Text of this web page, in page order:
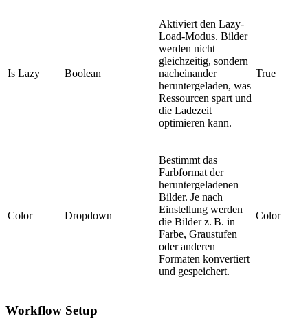
Is Lazy Boolean
Aktiviert den Lazy-
Load-Modus. Bilder
werden nicht
gleichzeitig, sondern
nacheinander
heruntergeladen, was
Ressourcen spart und
die Ladezeit
optimieren kann.
True
Color Dropdown
Bestimmt das
Farbformat der
heruntergeladenen
Bilder. Je nach
Einstellung werden
die Bilder z. B. in
Farbe, Graustufen
oder anderen
Formaten konvertiert
und gespeichert.
Color
Workflow Setup